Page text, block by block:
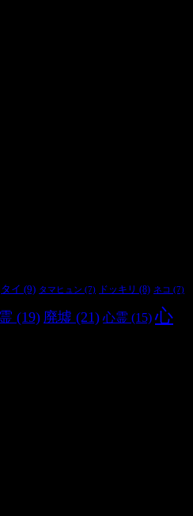
タイ (9) タマヒュン (7) ドッキリ (8) ネコ (7)
(19) 廃墟 (21) 心霊 (15) 心